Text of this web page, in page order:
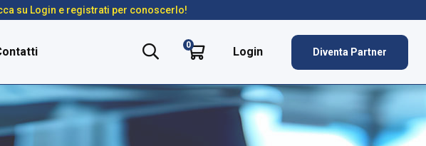
su Login e registrati per conoscerlo!
0 Login Diventa Partner